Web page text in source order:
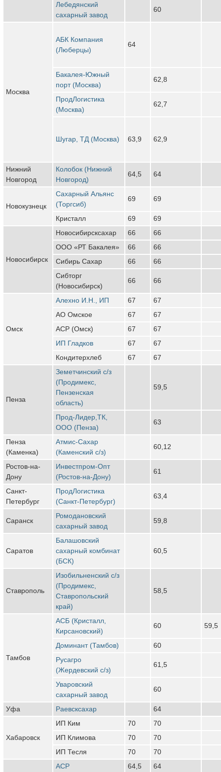
Лебедянский
сахарный завод
60
Москва
АБК Компания
(Люберцы)
64
Бакалея-Южный
порт (Москва)
62,8
ПродЛогистика
(Москва)
62,7
Шугар, ТД (Москва) 63,9 62,9
Нижний
Новгород
Колобок (Нижний
Новгород)
64,5 64
Новокузнецк
Сахарный Альянс
(Торгсиб)
69 69
Кристалл 69 69
Новосибирск
Новосибирсксахар 66
66
ООО «РТ Бакалея»
66
66
Сибирь Сахар
66
66
Сибторг
(Новосибирск)
66 66
Омск
Алехно И.Н., ИП 67
67
АО Омское
67
67
АСР (Омск)
67
67
ИП Гладков
67
67
Кондитерхлеб
67 67
Пенза
Земетчинский с/з
(Продимекс,
Пензенская
область)
59,5
Прод-Лидер,ТК,
ООО (Пенза)
63
Пенза
(Каменка)
Атмис-Сахар
(Каменский с/з)
60,12
Ростов-на-
Дону
Инвестпром-Опт
(Ростов-на-Дону)
61
Санкт-
Петербург
ПродЛогистика
(Санкт-Петербург)
63,4
Саранск
Ромодановский
сахарный завод
59,8
Саратов
Балашовский
сахарный комбинат
(БСК)
60,5
Ставрополь
Изобильненский с/з
(Продимекс,
Ставропольский
край)
58,5
Тамбов
АСБ (Кристалл,
Кирсановский)
60 59,5
Доминант (Тамбов)
60
Русагро
(Жердевский с/з)
61,5
Уваровский
сахарный завод
60
Уфа Раевсксахар 64
Хабаровск
ИП Ким 70
70
ИП Климова
70
70
ИП Тесля
70 70
АСР 64,5
64